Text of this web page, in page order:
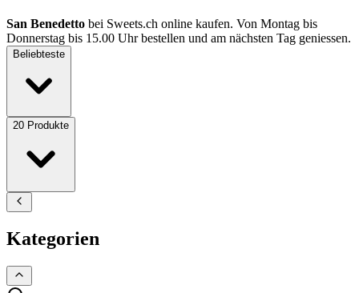
San Benedetto bei Sweets.ch online kaufen. Von Montag bis
Donnerstag bis 15.00 Uhr bestellen und am nächsten Tag geniessen.
Beliebteste
20 Produkte
Kategorien